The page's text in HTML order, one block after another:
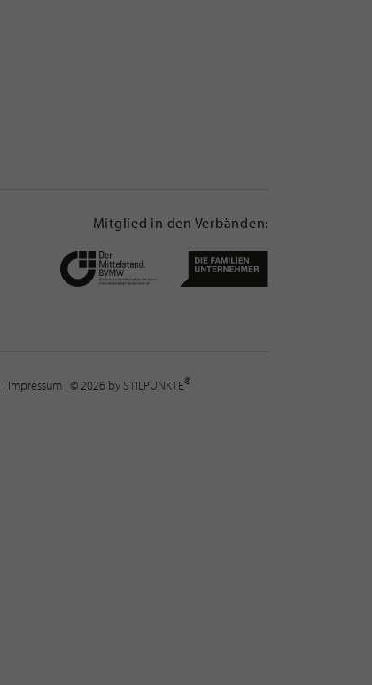
Mitglied in den Verbänden:
| Impressum | © 2026 by STILPUNKTE®